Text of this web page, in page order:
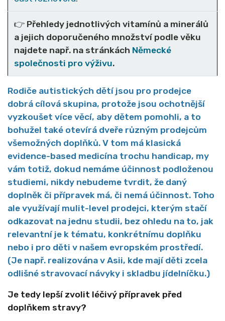
👉 Přehledy jednotlivých vitamínů a minerálů
a jejich doporučeného množství podle věku
najdete např. na stránkách Německé
společnosti pro výživu.
Rodiče autistických dětí jsou pro prodejce
dobrá cílová skupina, protože jsou ochotnější
vyzkoušet více věcí, aby dětem pomohli, a to
bohužel také otevírá dveře různým prodejcům
všemožných doplňků. V tom má klasická
evidence-based medicína trochu handicap, my
vám totiž, dokud nemáme účinnost podloženou
studiemi, nikdy nebudeme tvrdit, že daný
doplněk či přípravek má, či nemá účinnost. Toho
ale využívají mulit-level prodejci, kterým stačí
odkazovat na jednu studii, bez ohledu na to, jak
relevantní je k tématu, konkrétnímu doplňku
nebo i pro děti v našem evropském prostředí.
(Je např. realizována v Asii, kde mají děti zcela
odlišné stravovací návyky i skladbu jídelníčku.)
Je tedy lepší zvolit léčivý přípravek před
doplňkem stravy?